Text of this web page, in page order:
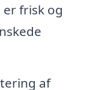
er frisk og
af